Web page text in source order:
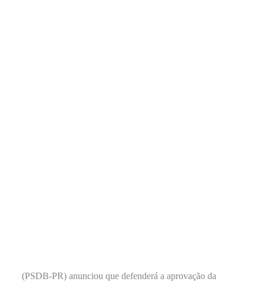
(PSDB-PR) anunciou que defenderá a aprovação da